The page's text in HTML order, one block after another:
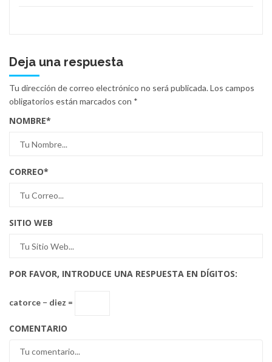
Deja una respuesta
Tu dirección de correo electrónico no será publicada.Los campos
obligatorios están marcados con *
NOMBRE*
CORREO*
SITIO WEB
POR FAVOR, INTRODUCE UNA RESPUESTA EN DÍGITOS:
catorce − diez =
COMENTARIO